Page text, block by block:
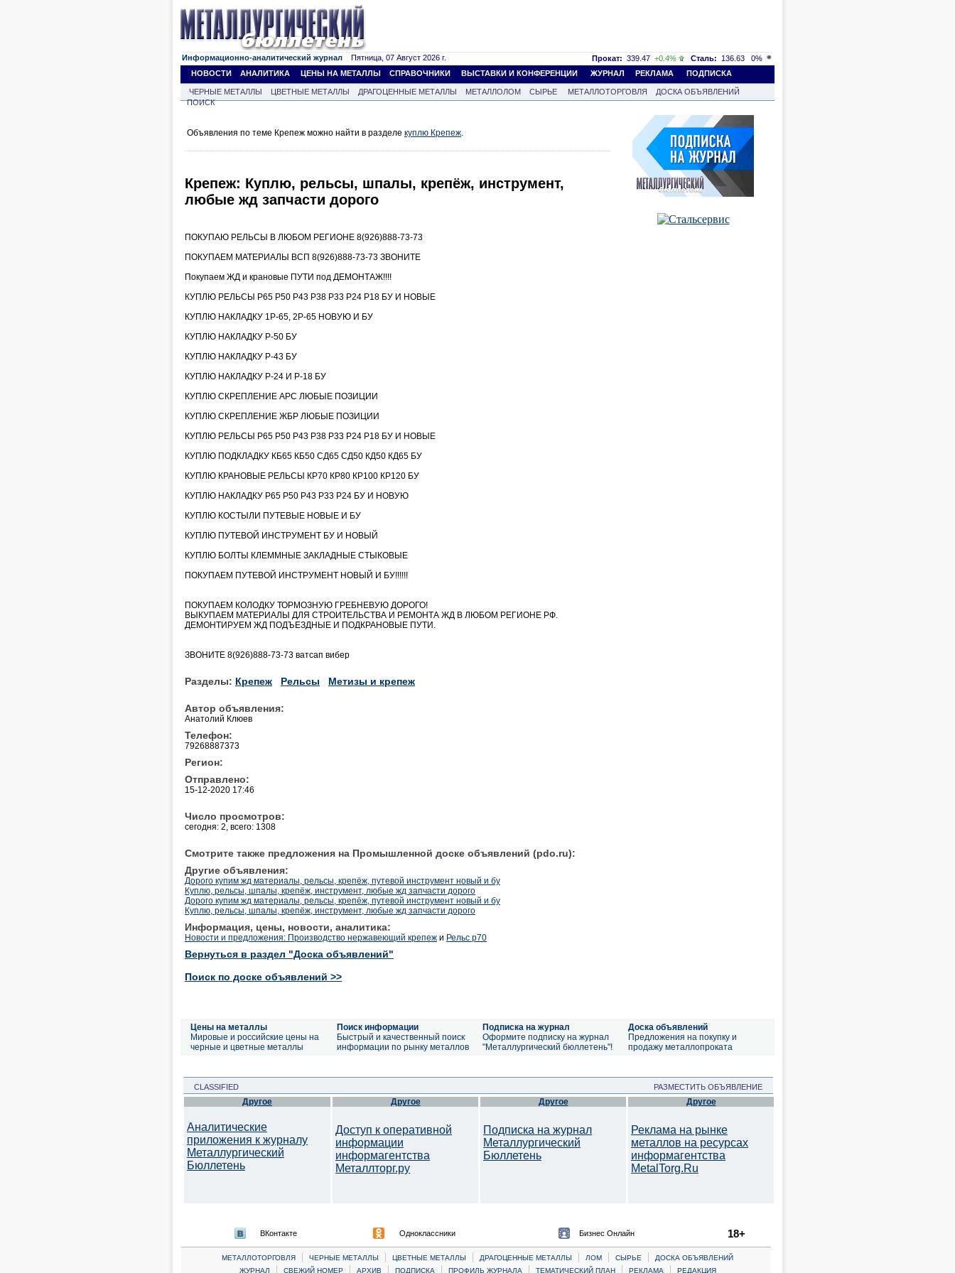
Информационно-аналитический журнал Пятница, 07 Август 2026 г. Прокат: 339.47 +0.4% Сталь: 136.63
0%
НОВОСТИ
АНАЛИТИКА ЦЕНЫ НА МЕТАЛЛЫ СПРАВОЧНИКИ ВЫСТАВКИ И КОНФЕРЕНЦИИ ЖУРНАЛ РЕКЛАМА ПОДПИСКА
ЧЕРНЫЕ МЕТАЛЛЫ ЦВЕТНЫЕ МЕТАЛЛЫ ДРАГОЦЕННЫЕ МЕТАЛЛЫ МЕТАЛЛОЛОМ СЫРЬЕ МЕТАЛЛОТОРГОВЛЯ
ДОСКА ОБЪЯВЛЕНИЙ
ПОИСК
Объявления по теме Крепеж можно найти в разделе куплю Крепеж.
Крепеж: Куплю, рельсы, шпалы, крепёж, инструмент,
любые жд запчасти дорого
ПОКУПАЮ РЕЛЬСЫ В ЛЮБОМ РЕГИОНЕ 8(926)888-73-73
ПОКУПАЕМ МАТЕРИАЛЫ ВСП 8(926)888-73-73 ЗВОНИТЕ
Покупаем ЖД и крановые ПУТИ под ДЕМОНТАЖ!!!!
КУПЛЮ РЕЛЬСЫ Р65 Р50 Р43 Р38 Р33 Р24 Р18 БУ И НОВЫЕ
КУПЛЮ НАКЛАДКУ 1Р-65, 2Р-65 НОВУЮ И БУ
КУПЛЮ НАКЛАДКУ Р-50 БУ
КУПЛЮ НАКЛАДКУ Р-43 БУ
КУПЛЮ НАКЛАДКУ Р-24 И Р-18 БУ
КУПЛЮ СКРЕПЛЕНИЕ АРС ЛЮБЫЕ ПОЗИЦИИ
КУПЛЮ СКРЕПЛЕНИЕ ЖБР ЛЮБЫЕ ПОЗИЦИИ
КУПЛЮ РЕЛЬСЫ Р65 Р50 Р43 Р38 Р33 Р24 Р18 БУ И НОВЫЕ
КУПЛЮ ПОДКЛАДКУ КБ65 КБ50 СД65 СД50 КД50 КД65 БУ
КУПЛЮ КРАНОВЫЕ РЕЛЬСЫ КР70 КР80 КР100 КР120 БУ
КУПЛЮ НАКЛАДКУ Р65 Р50 Р43 Р33 Р24 БУ И НОВУЮ
КУПЛЮ КОСТЫЛИ ПУТЕВЫЕ НОВЫЕ И БУ
КУПЛЮ ПУТЕВОЙ ИНСТРУМЕНТ БУ И НОВЫЙ
КУПЛЮ БОЛТЫ КЛЕММНЫЕ ЗАКЛАДНЫЕ СТЫКОВЫЕ
ПОКУПАЕМ ПУТЕВОЙ ИНСТРУМЕНТ НОВЫЙ И БУ!!!!!!
ПОКУПАЕМ КОЛОДКУ ТОРМОЗНУЮ ГРЕБНЕВУЮ ДОРОГО!
ВЫКУПАЕМ МАТЕРИАЛЫ ДЛЯ СТРОИТЕЛЬСТВА И РЕМОНТА ЖД В ЛЮБОМ РЕГИОНЕ РФ.
ДЕМОНТИРУЕМ ЖД ПОДЪЕЗДНЫЕ И ПОДКРАНОВЫЕ ПУТИ.
ЗВОНИТЕ 8(926)888-73-73 ватсап вибер
Разделы: Крепеж Рельсы Метизы и крепеж
Автор объявления:
Анатолий Клюев
Телефон:
79268887373
Регион:
Отправлено:
15-12-2020 17:46
Число просмотров:
сегодня: 2, всего: 1308
Смотрите также предложения на Промышленной доске объявлений (pdo.ru):
Другие объявления:
Дорого купим жд материалы, рельсы, крепёж, путевой инструмент новый и бу
Куплю, рельсы, шпалы, крепёж, инструмент, любые жд запчасти дорого
Дорого купим жд материалы, рельсы, крепёж, путевой инструмент новый и бу
Куплю, рельсы, шпалы, крепёж, инструмент, любые жд запчасти дорого
Информация, цены, новости, аналитика:
Новости и предложения: Производство нержавеющий крепеж и Рельс р70
Вернуться в раздел "Доска объявлений"
Поиск по доске объявлений >>
Цены на металлы
Мировые и российские цены на
черные и цветные металлы
Поиск информации
Быстрый и качественный поиск
информации по рынку металлов
Подписка на журнал
Оформите подписку на журнал
"Металлургический бюллетень"!
Доска объявлений
Предложения на покупку и
продажу металлопроката
CLASSIFIED РАЗМЕСТИТЬ ОБЪЯВЛЕНИЕ
Другое
Аналитические
приложения к журналу
Металлургический
Бюллетень
Другое
Доступ к оперативной
информации
информагентства
Металлторг.ру
Другое
Подписка на журнал
Металлургический
Бюллетень
Другое
Реклама на рынке
металлов на ресурсах
информагентства
MetalTorg.Ru
ВКонтакте Одноклассники Бизнес Онлайн 18+
МЕТАЛЛОТОРГОВЛЯ | ЧЕРНЫЕ МЕТАЛЛЫ | ЦВЕТНЫЕ МЕТАЛЛЫ | ДРАГОЦЕННЫЕ МЕТАЛЛЫ | ЛОМ | CЫРЬЕ |
ДОСКА ОБЪЯВЛЕНИЙ
ЖУРНАЛ
| СВЕЖИЙ НОМЕР | АРХИВ | ПОДПИСКА | ПРОФИЛЬ ЖУРНАЛА | ТЕМАТИЧЕСКИЙ ПЛАН | РЕКЛАМА | РЕДАКЦИЯ